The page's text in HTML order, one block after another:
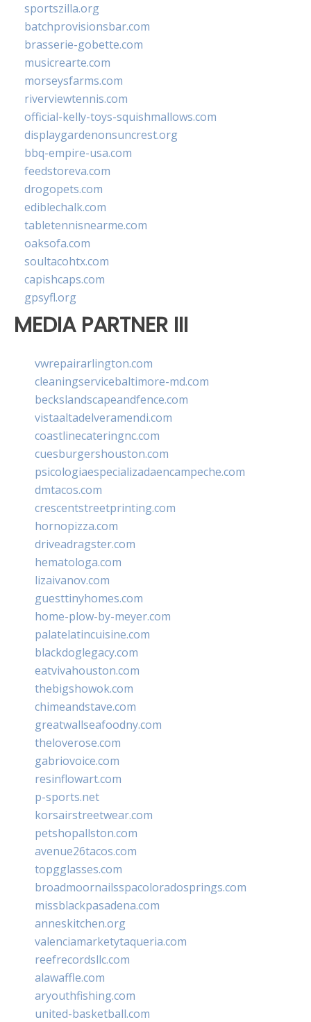
sportszilla.org
batchprovisionsbar.com
brasserie-gobette.com
musicrearte.com
morseysfarms.com
riverviewtennis.com
official-kelly-toys-squishmallows.com
displaygardenonsuncrest.org
bbq-empire-usa.com
feedstoreva.com
drogopets.com
ediblechalk.com
tabletennisnearme.com
oaksofa.com
soultacohtx.com
capishcaps.com
gpsyfl.org
MEDIA PARTNER III
vwrepairarlington.com
cleaningservicebaltimore-md.com
beckslandscapeandfence.com
vistaaltadelveramendi.com
coastlinecateringnc.com
cuesburgershouston.com
psicologiaespecializadaencampeche.com
dmtacos.com
crescentstreetprinting.com
hornopizza.com
driveadragster.com
hematologa.com
lizaivanov.com
guesttinyhomes.com
home-plow-by-meyer.com
palatelatincuisine.com
blackdoglegacy.com
eatvivahouston.com
thebigshowok.com
chimeandstave.com
greatwallseafoodny.com
theloverose.com
gabriovoice.com
resinflowart.com
p-sports.net
korsairstreetwear.com
petshopallston.com
avenue26tacos.com
topgglasses.com
broadmoornailsspacoloradosprings.com
missblackpasadena.com
anneskitchen.org
valenciamarketytaqueria.com
reefrecordsllc.com
alawaffle.com
aryouthfishing.com
united-basketball.com